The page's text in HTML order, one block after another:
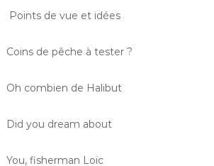
Points de vue et idées
Coins de pêche à tester ?
Oh combien de Halibut
Did you dream about
You, fisherman Loïc